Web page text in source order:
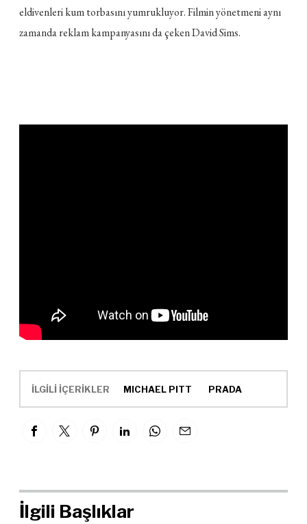
eldivenleri kum torbasını yumrukluyor. Filmin yönetmeni aynı
zamanda reklam kampanyasını da çeken David Sims.
İLGİLİ İÇERİKLER MICHAEL PITT PRADA
İlgili Başlıklar